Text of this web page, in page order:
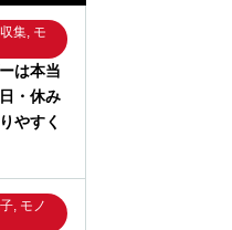
集, モ
は本当
・休み
やすく
, モノ